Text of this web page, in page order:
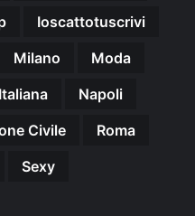
Ioscattotuscrivi
Milano
Moda
Napoli
Civile
Roma
Sexy